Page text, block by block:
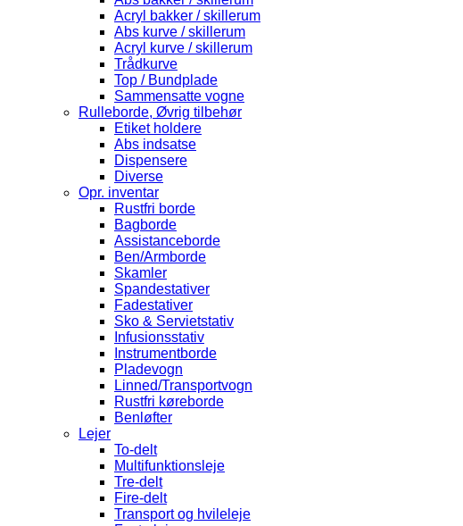
Acryl bakker / skillerum
Abs kurve / skillerum
Acryl kurve / skillerum
Trådkurve
Top / Bundplade
Sammensatte vogne
Rulleborde, Øvrig tilbehør
Etiket holdere
Abs indsatse
Dispensere
Diverse
Opr. inventar
Rustfri borde
Bagborde
Assistanceborde
Ben/Armborde
Skamler
Spandestativer
Fadestativer
Sko & Servietstativ
Infusionsstativ
Instrumentborde
Pladevogn
Linned/Transportvogn
Rustfri køreborde
Benløfter
Lejer
To-delt
Multifunktionsleje
Tre-delt
Fire-delt
Transport og hvileleje